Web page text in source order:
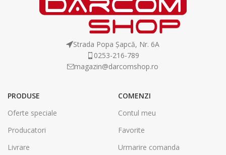
Strada Popa Șapcă, Nr. 6A
0253-216-789
magazin@darcomshop.ro
PRODUSE
Oferte speciale
Producatori
Livrare
COMENZI
Contul meu
Favorite
Urmarire comanda